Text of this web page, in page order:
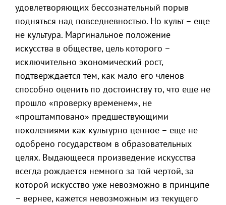
удовлетворяющих бессознательный порыв
подняться над повседневностью. Но культ – еще
не культура. Маргинальное положение
искусства в обществе, цель которого –
исключительно экономический рост,
подтверждается тем, как мало его членов
способно оценить по достоинству то, что еще не
прошло «проверку временем», не
«проштамповано» предшествующими
поколениями как культурно ценное – еще не
одобрено государством в образовательных
целях. Выдающееся произведение искусства
всегда рождается немного за той чертой, за
которой искусство уже невозможно в принципе
– вернее, кажется невозможным из текущего